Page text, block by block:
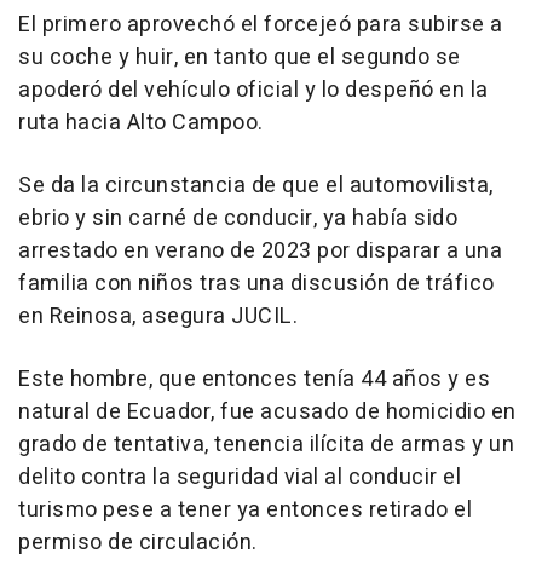
El primero aprovechó el forcejeó para subirse a
su coche y huir, en tanto que el segundo se
apoderó del vehículo oficial y lo despeñó en la
ruta hacia Alto Campoo.
Se da la circunstancia de que el automovilista,
ebrio y sin carné de conducir, ya había sido
arrestado en verano de 2023 por disparar a una
familia con niños tras una discusión de tráfico
en Reinosa, asegura JUCIL.
Este hombre, que entonces tenía 44 años y es
natural de Ecuador, fue acusado de homicidio en
grado de tentativa, tenencia ilícita de armas y un
delito contra la seguridad vial al conducir el
turismo pese a tener ya entonces retirado el
permiso de circulación.